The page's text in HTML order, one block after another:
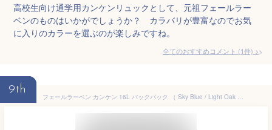
高校生向け通学用カンケンリュックとして、元祖フェールラー
ベンのものはいかがでしょうか？ カラバリが豊富なのでお気
に入りのカラーを選ぶのが楽しみですね。
全てのおすすめコメント (1件) >
9th
フェールラーベン カンケン 16L バックパック （ Sky Blue / Light Oak ） | FJALLRAVEN Kanken 16L backpack [t]